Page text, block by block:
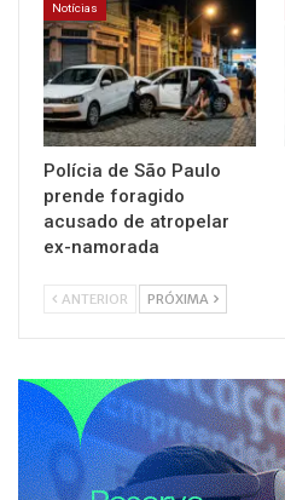
Notícias
Polícia de São Paulo
prende foragido
acusado de atropelar
ex-namorada
ANTERIOR PRÓXIMA